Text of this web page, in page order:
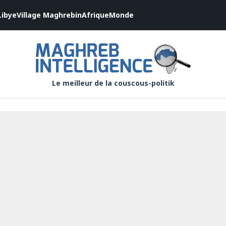
Village MaghrebinAfriqueMonde
Le meilleur de la couscous-politik